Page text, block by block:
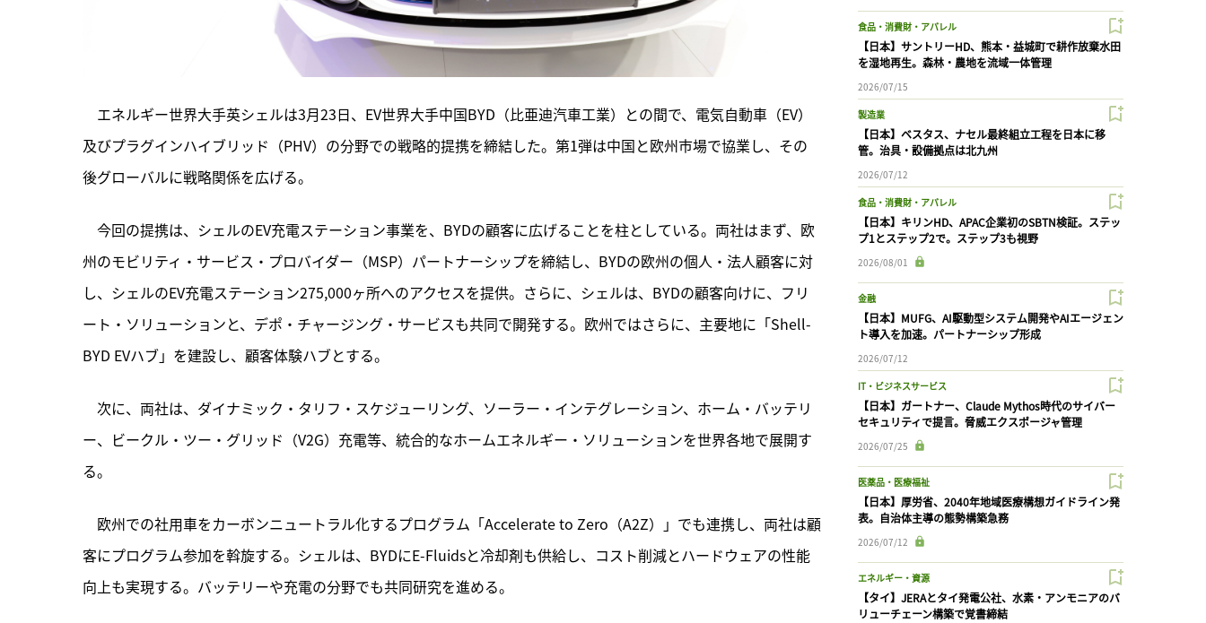
エネルギー世界大手英シェルは3月23日、EV世界大手中国BYD（比亜迪汽車工業）との間で、電気自動車（EV）
及びプラグインハイブリッド（PHV）の分野での戦略的提携を締結した。第1弾は中国と欧州市場で協業し、その
後グローバルに戦略関係を広げる。
今回の提携は、 シェルのEV充電ステーション事業を、BYDの顧客に広げることを柱としている。両社はまず、欧
州のモビリティ・サービス・プロバイダー（MSP）パートナーシップを締結し、BYDの欧州の個人・法人顧客に対
し、シェルのEV充電ステーション275,000ヶ所へのアクセスを提供。さらに、シェルは、BYDの顧客向けに、フリ
ート・ソリューションと、デポ・チャージング・サービスも共同で開発する。欧州ではさらに、主要地に「Shell-
BYD EVハブ」を建設し、顧客体験ハブとする。
次に、両社は、ダイナミック・タリフ・スケジューリング、ソーラー・インテグレーション、ホーム・バッテリ
ー、ビークル・ツー・グリッド（V2G）充電等、統合的なホームエネルギー・ソリューションを世界各地で展開す
る。
欧州での社用車をカーボンニュートラル化するプログラム「Accelerate to Zero（A2Z）」でも連携し、両社は顧
客にプログラム参加を斡旋する。シェルは、BYDにE-Fluidsと冷却剤も供給し、コスト削減とハードウェアの性能
向上も実現する。バッテリーや充電の分野でも共同研究を進める。
食品・消費財・アパレル
【日本】サントリーHD、熊本・益城町で耕作放棄水田
を湿地再生。森林・農地を流域一体管理
2026/07/15
製造業
【日本】ベスタス、ナセル最終組立工程を日本に移
管。治具・設備拠点は北九州
2026/07/12
食品・消費財・アパレル
【日本】キリンHD、APAC企業初のSBTN検証。ステッ
プ1とステップ2で。ステップ3も視野
2026/08/01
金融
【日本】MUFG、AI駆動型システム開発やAIエージェン
ト導入を加速。パートナーシップ形成
2026/07/12
IT・ビジネスサービス
【日本】ガートナー、Claude Mythos時代のサイバー
セキュリティで提言。脅威エクスポージャ管理
2026/07/25
医薬品・医療福祉
【日本】厚労省、2040年地域医療構想ガイドライン発
表。自治体主導の態勢構築急務
2026/07/12
エネルギー・資源
【タイ】JERAとタイ発電公社、水素・アンモニアのバ
リューチェーン構築で覚書締結